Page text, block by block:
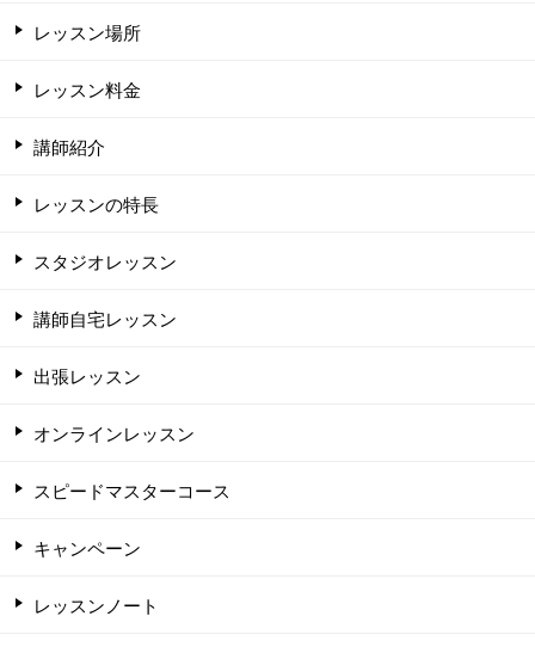
レッスン場所
レッスン料金
講師紹介
レッスンの特長
スタジオレッスン
講師自宅レッスン
出張レッスン
オンラインレッスン
スピードマスターコース
キャンペーン
レッスンノート